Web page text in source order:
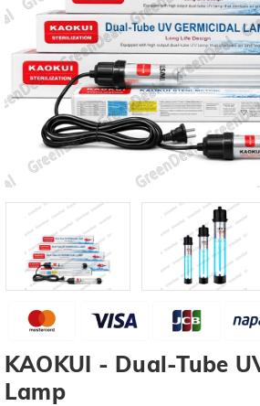
KAOKUI - Dual-Tube
Lamp